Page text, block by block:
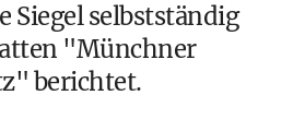
Siegel selbstständig
"Münchner
berichtet.